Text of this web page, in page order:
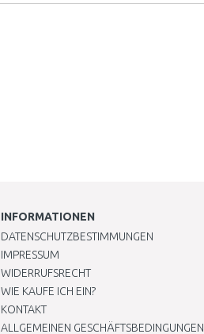
INFORMATIONEN
DATENSCHUTZBESTIMMUNGEN
IMPRESSUM
WIDERRUFSRECHT
WIE KAUFE ICH EIN?
KONTAKT
ALLGEMEINEN GESCHÄFTSBEDINGUNGEN